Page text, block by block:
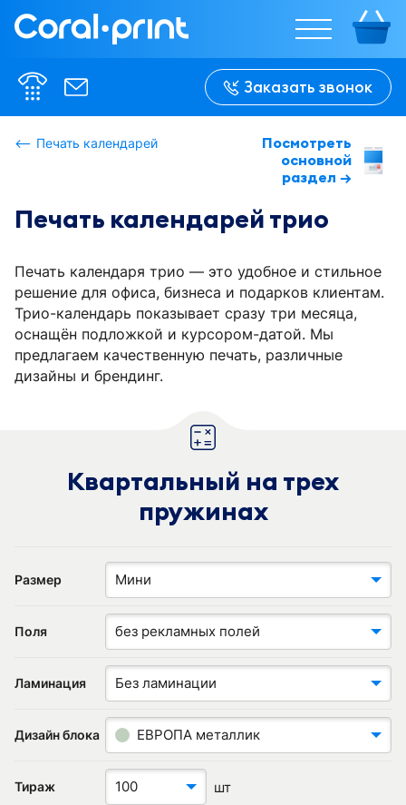
95 мм
100 мм
200 мм
95 мм
25 мм
200 мм
125 мм
130 мм
210 мм
125 мм
35 мм
210 мм
145 мм
150 мм
210 мм
145 мм
35 мм
210 мм
%h%
%h%
Заказать звонок
Печать календарей
Посмотреть
основной
раздел →
Печать календарей трио
Печать календаря трио — это удобное и стильное
решение для офиса, бизнеса и подарков клиентам.
Трио-календарь показывает сразу три месяца,
оснащён подложкой и курсором-датой. Мы
предлагаем качественную печать, различные
дизайны и брендинг.
Квартальный на трех
пружинах
Размер Мини
Поля без рекламных полей
Ламинация Без ламинации
Дизайн блока ЕВРОПА металлик
Тираж 100 шт